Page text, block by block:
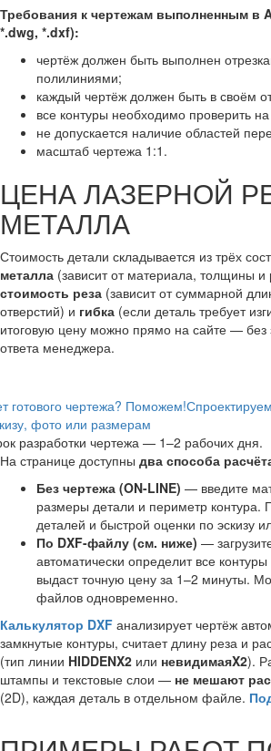
Требования к чертежам выполненным в
*.dwg, *.dxf):
чертёж должен быть выполнен
полилиниями;
каждый чертёж должен быть в своём
все контуры необходимо проверить на
не допускается наличие областей
масштаб чертежа 1:1.
ЦЕНА ЛАЗЕРНОЙ
МЕТАЛЛА
Стоимость детали складывается из трёх
металла (зависит от материала, толщины и
стоимость реза (зависит от суммарной
отверстий) и гибка (если деталь требует
итоговую цену можно прямо на сайте — без
ответа менеджера.
готового чертежа? Поможем!
фото или размерам
разработки чертежа — 1–2 рабочих дня.
На странице доступны два способа
Без чертежа (ON-LINE) — введите
размеры детали и периметр контура.
деталей и быстрой оценки по эскизу
По DXF-файлу (см. ниже) —
автоматически определит все
выдаст точную цену за 1–2 минуты.
файлов одновременно.
Калькулятор DXF анализирует чертёж
замкнутые контуры, считает длину реза и
(тип линии HIDDENX2 или невидимаяX2).
штампы и текстовые слои — не мешают
(2D), каждая деталь в отдельном файле.